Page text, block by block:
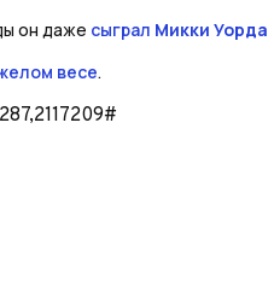
он даже сыграл Микки Уорда
весе.